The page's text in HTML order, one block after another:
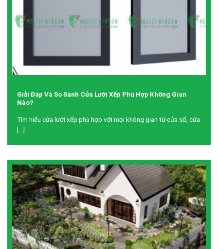
Giải Đáp Và So Sánh Cửa Lưới Xếp Phù Hợp Không Gian
Nào?
Tìm hiểu cửa lưới xếp phù hợp với mọi không gian từ cửa sổ, cửa
[...]